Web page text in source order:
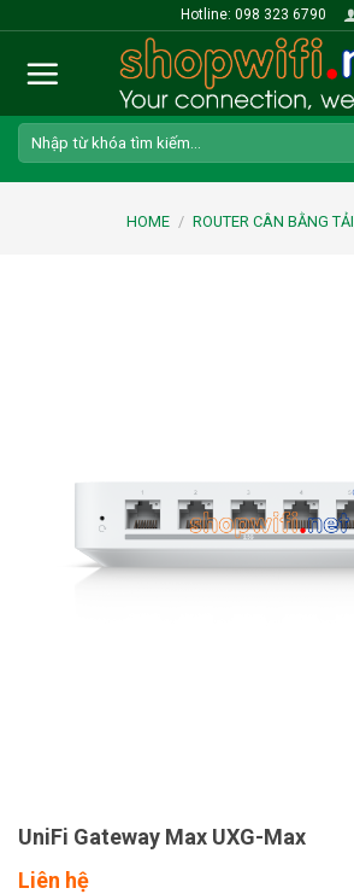
content
Hotline: 098 323 6790
Search
for:
HOME / ROUTER CÂN BẰNG TẢI
UniFi Gateway Max UXG-Max
Liên hệ